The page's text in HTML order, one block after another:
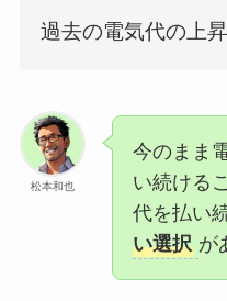
過去の電気代の上
松本和也
今のまま
い続ける
代を払い
い選択 が